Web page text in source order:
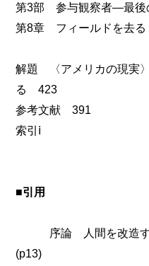
第3部 参与観察者―最後
第8章 フィールドを去
解題 〈アメリカの現実
る 423
参考文献 391
索引ⅰ
■引用
序論 人間を改造す
(p13)